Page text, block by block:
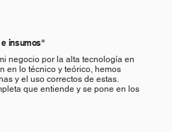
e insumos"
negocio por la alta tecnología en
en lo técnico y teórico, hemos
y el uso correctos de estas.
que entiende y se pone en los